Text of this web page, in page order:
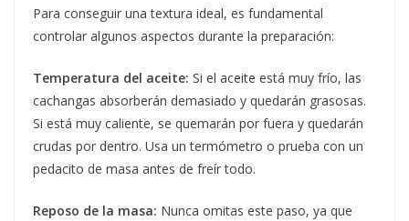
Para conseguir una textura ideal, es fundamental
controlar algunos aspectos durante la preparación:
Temperatura del aceite: Si el aceite está muy frío, las
cachangas absorberán demasiado y quedarán grasosas.
Si está muy caliente, se quemarán por fuera y quedarán
crudas por dentro. Usa un termómetro o prueba con un
pedacito de masa antes de freír todo.
Reposo de la masa: Nunca omitas este paso, ya que